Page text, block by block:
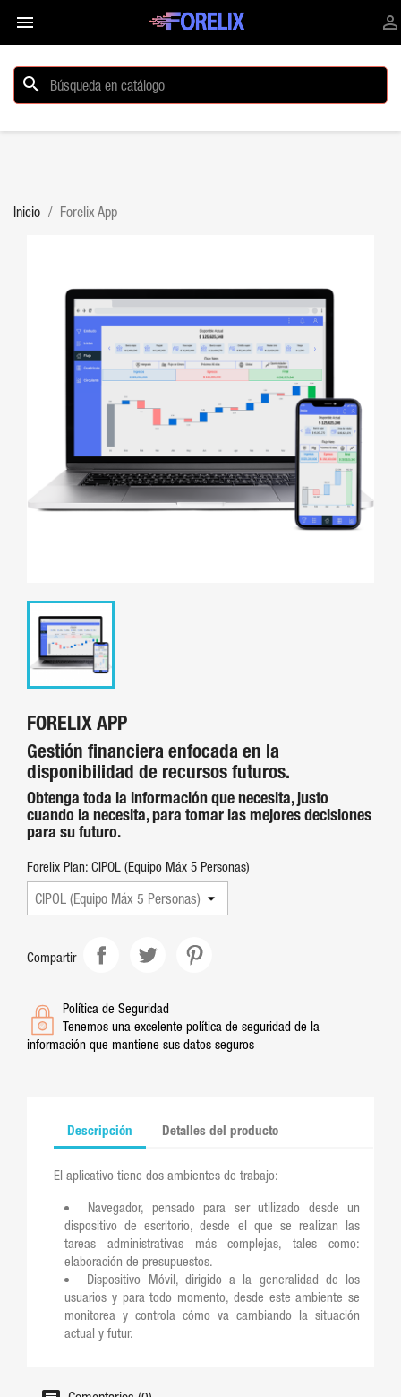
 
search
Inicio Forelix App
FORELIX APP
Gestión financiera enfocada en la
disponibilidad de recursos futuros.
Obtenga toda la información que necesita, justo
cuando la necesita, para tomar las mejores decisiones
para su futuro.
Forelix Plan: CIPOL (Equipo Máx 5 Personas)
Compartir
Política de Seguridad
Tenemos una excelente política de seguridad de la
información que mantiene sus datos seguros
Descripción Detalles del producto
El aplicativo tiene dos ambientes de trabajo:
Navegador, pensado para ser utilizado desde un
dispositivo de escritorio, desde el que se realizan las
tareas administrativas más complejas, tales como:
elaboración de presupuestos.
Dispositivo Móvil, dirigido a la generalidad de los
usuarios y para todo momento, desde este ambiente se
monitorea y controla cómo va cambiando la situación
actual y futur.